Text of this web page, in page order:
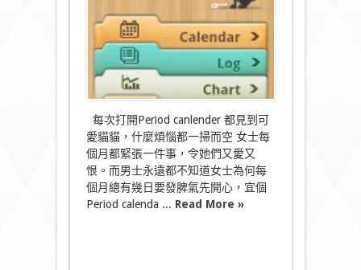
每次打開Period canlender 都見到可
愛貓貓，什麼煩惱都一掃而空 女士每
個月都緊張一件事，令她們又愛又
恨。而男士永遠都不知道女士為何每
個月總有幾日要發脾氣先開心，宜個
Period calenda ... Read More »